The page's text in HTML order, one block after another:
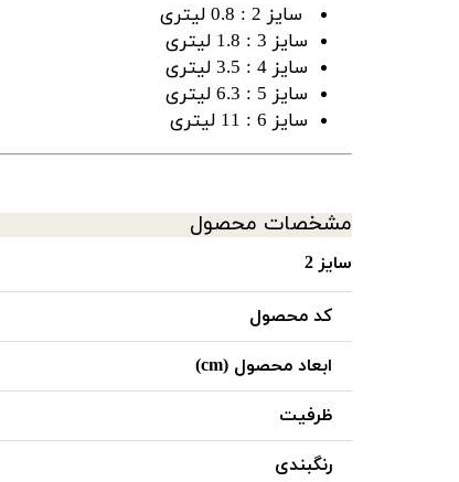
سایز 2 : 0.8 لیتری
سایز 3 : 1.8 لیتری
سایز 4 : 3.5 لیتری
سایز 5 : 6.3 لیتری
سایز 6 : 11 لیتری
مشخصات محصول
سایز 2
کد محصول
ابعاد محصول (cm)
ظرفیت
رنگبندی